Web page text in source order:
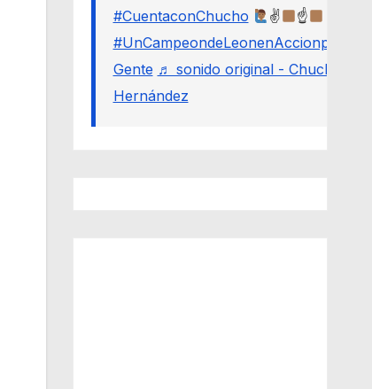
#CuentaconChucho
✌
☝
#UnCampeondeLeonenAccionporLa
Gente ♬ sonido original - Chucho
Hernández